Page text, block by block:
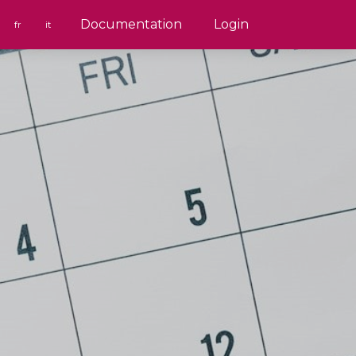
fr it Documentation Login